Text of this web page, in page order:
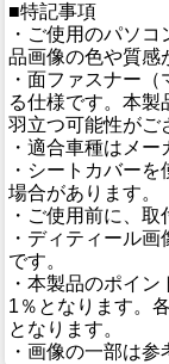
■特記事項
・ご使用のパソ
品画像の色や質感
・面ファスナー
る仕様です。本製
羽立つ可能性がご
・適合車種はメー
・シートカバー
場合があります。
・ご使用前に、
・ディティール
です。
・本製品のポイ
1％となります。
となります。
・画像の一部は参